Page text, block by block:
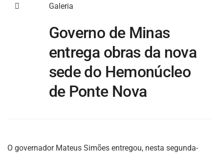
 Galeria
Governo de Minas
entrega obras da nova
sede do Hemonúcleo
de Ponte Nova
O governador Mateus Simões entregou, nesta segunda-